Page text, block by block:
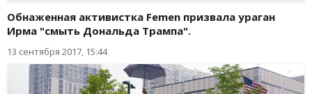
Обнаженная активистка Femen призвала ураган
Ирма "смыть Дональда Трампа".
13 сентября 2017, 15:44